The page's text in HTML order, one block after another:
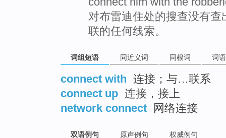
对布雷迪住处的搜查没有
联的任何线索。
词组短语 同近义词 同根词 词
connect with 连接；与…联系
connect up 连接，接上
network connect
网络连接
双语例句 原声例句 权威例句